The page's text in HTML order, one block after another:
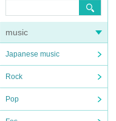
music
Japanese music
Rock
Pop